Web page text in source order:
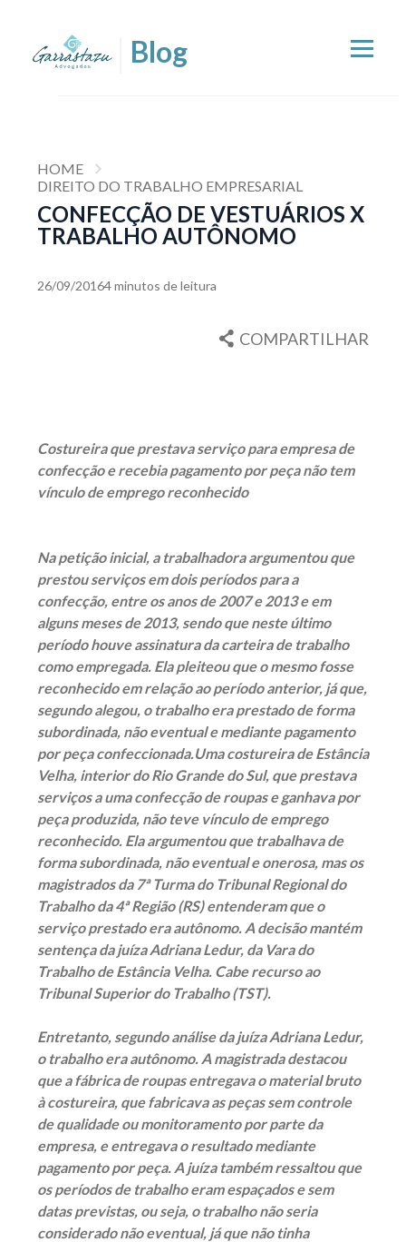
HOME
DIREITO DO TRABALHO EMPRESARIAL
CONFECÇÃO DE VESTUÁRIOS X
TRABALHO AUTÔNOMO
26/09/20164 minutos de leitura
COMPARTILHAR
Costureira que prestava serviço para empresa de
confecção e recebia pagamento por peça não tem
vínculo de emprego reconhecido
Na petição inicial, a trabalhadora argumentou que
prestou serviços em dois períodos para a
confecção, entre os anos de 2007 e 2013 e em
alguns meses de 2013, sendo que neste último
período houve assinatura da carteira de trabalho
como empregada. Ela pleiteou que o mesmo fosse
reconhecido em relação ao período anterior, já que,
segundo alegou, o trabalho era prestado de forma
subordinada, não eventual e mediante pagamento
por peça confeccionada.Uma costureira de Estância
Velha, interior do Rio Grande do Sul, que prestava
serviços a uma confecção de roupas e ganhava por
peça produzida, não teve vínculo de emprego
reconhecido. Ela argumentou que trabalhava de
forma subordinada, não eventual e onerosa, mas os
magistrados da 7ª Turma do Tribunal Regional do
Trabalho da 4ª Região (RS) entenderam que o
serviço prestado era autônomo. A decisão mantém
sentença da juíza Adriana Ledur, da Vara do
Trabalho de Estância Velha. Cabe recurso ao
Tribunal Superior do Trabalho (TST).
Entretanto, segundo análise da juíza Adriana Ledur,
o trabalho era autônomo. A magistrada destacou
que a fábrica de roupas entregava o material bruto
à costureira, que fabricava as peças sem controle
de qualidade ou monitoramento por parte da
empresa, e entregava o resultado mediante
pagamento por peça. A juíza também ressaltou que
os períodos de trabalho eram espaçados e sem
datas previstas, ou seja, o trabalho não seria
considerado não eventual, já que não tinha